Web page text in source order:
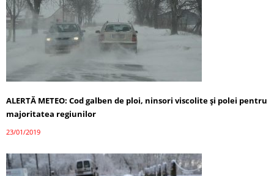
ALERTĂ METEO: Cod galben de ploi, ninsori viscolite şi polei pentru
majoritatea regiunilor
23/01/2019